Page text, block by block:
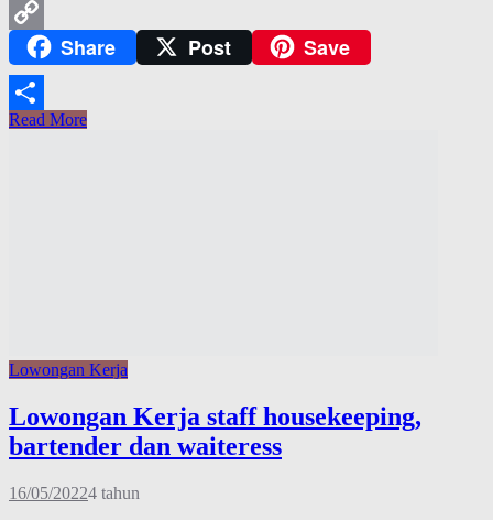
Gmail
Copy
Link
Share Post Save
Share
Read More
Lowongan Kerja
Lowongan Kerja staff housekeeping,
bartender dan waiteress
16/05/20224 tahun